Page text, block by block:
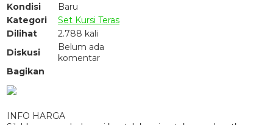
Kondisi
Baru
Kategori
Set Kursi Teras
Dilihat
2.788 kali
Diskusi
Belum ada
komentar
Bagikan
INFO HARGA